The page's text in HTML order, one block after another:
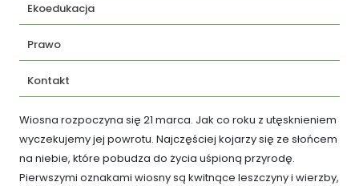
Ekoedukacja
Prawo
Kontakt
Wiosna rozpoczyna się 21 marca. Jak co roku z utęsknieniem
wyczekujemy jej powrotu. Najczęściej kojarzy się ze słońcem
na niebie, które pobudza do życia uśpioną przyrodę.
Pierwszymi oznakami wiosny są kwitnące leszczyny i wierzby,